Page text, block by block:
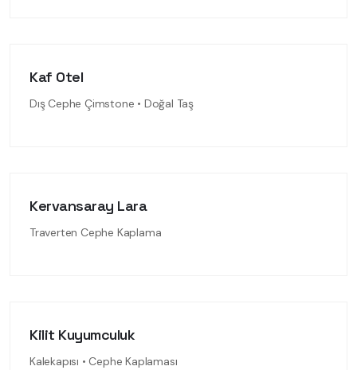
Kaf Otel
Dış Cephe Çimstone • Doğal Taş
Kervansaray Lara
Traverten Cephe Kaplama
Kilit Kuyumculuk
Kalekapısı • Cephe Kaplaması